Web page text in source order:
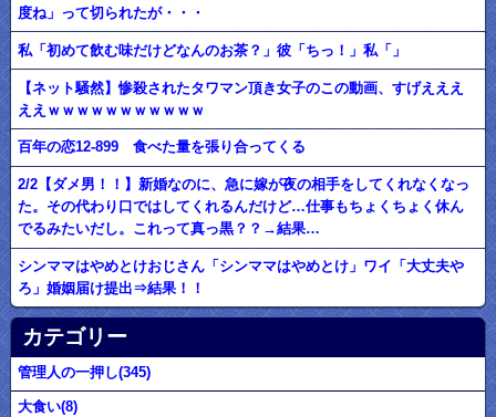
度ね」って切られたが・・・
私「初めて飲む味だけどなんのお茶？」彼「ちっ！」私「」
【ネット騒然】惨殺されたタワマン頂き女子のこの動画、すげえええ
ええｗｗｗｗｗｗｗｗｗｗｗ
百年の恋12-899 食べた量を張り合ってくる
2/2【ダメ男！！】新婚なのに、急に嫁が夜の相手をしてくれなくなっ
た。その代わり口ではしてくれるんだけど…仕事もちょくちょく休ん
でるみたいだし。これって真っ黒？？→結果…
シンママはやめとけおじさん「シンママはやめとけ」ワイ「大丈夫や
ろ」婚姻届け提出⇒結果！！
カテゴリー
管理人の一押し(345)
大食い(8)